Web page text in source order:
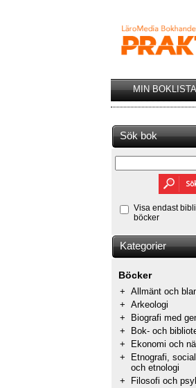
MIN BOKLISTA
Sök bok
Visa endast
böcker
Kategorier
Böcker
+ Allmänt och
+ Arkeologi
+
Biografi med
+
Bok- och
+
Ekonomi och
+
Etnografi,
och etnologi
+
Filosofi och